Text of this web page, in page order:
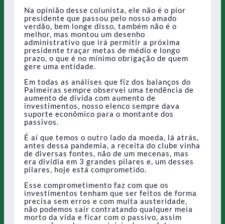
Na opinião desse colunista, ele não é o pior
presidente que passou pelo nosso amado
verdão, bem longe disso, também não é o
melhor, mas montou um desenho
administrativo que irá permitir a próxima
presidente traçar metas de médio e longo
prazo, o que é no mínimo obrigação de quem
gere uma entidade.
Em todas as análises que fiz dos balanços do
Palmeiras sempre observei uma tendência de
aumento de dívida com aumento de
investimentos, nosso elenco sempre dava
suporte econômico para o montante dos
passivos.
É aí que temos o outro lado da moeda, lá atrás,
antes dessa pandemia, a receita do clube vinha
de diversas fontes, não de um mecenas, mas
era dividia em 3 grandes pilares e, um desses
pilares, hoje está comprometido.
Esse comprometimento faz com que os
investimentos tenham que ser feitos de forma
precisa sem erros e com muita austeridade,
não podemos sair contratando qualquer meia
morto da vida e ficar com o passivo, assim